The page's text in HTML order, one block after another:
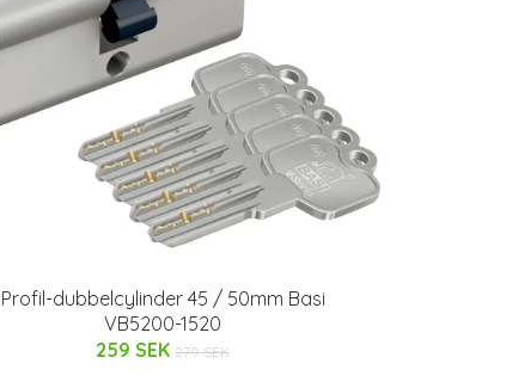
Profil-dubbelcylinder 45 / 50mm Basi
VB5200-1520
259 SEK 279 SEK